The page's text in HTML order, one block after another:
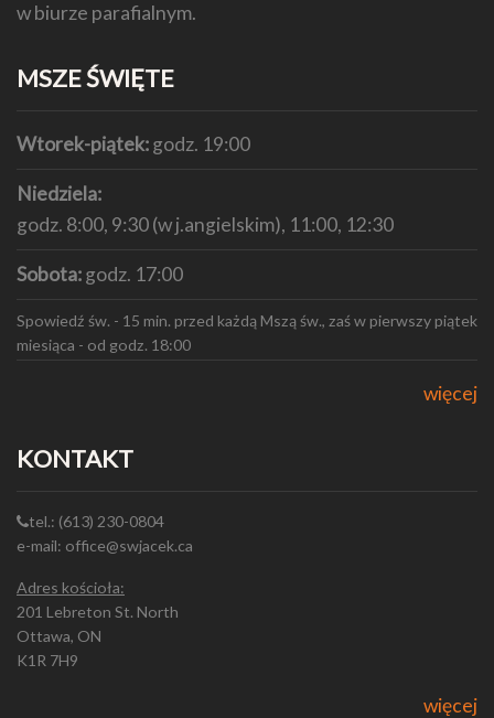
w biurze parafialnym.
MSZE ŚWIĘTE
Wtorek-piątek:godz. 19:00
Niedziela:
godz. 8:00, 9:30 (w j.angielskim), 11:00, 12:30
Sobota:godz. 17:00
Spowiedź św. - 15 min. przed każdą Mszą św., zaś w pierwszy piątek
miesiąca - od godz. 18:00
więcej
KONTAKT
tel.: (613) 230-0804
e-mail: office@swjacek.ca
Adres kościoła:
201 Lebreton St. North
Ottawa, ON
K1R 7H9
więcej